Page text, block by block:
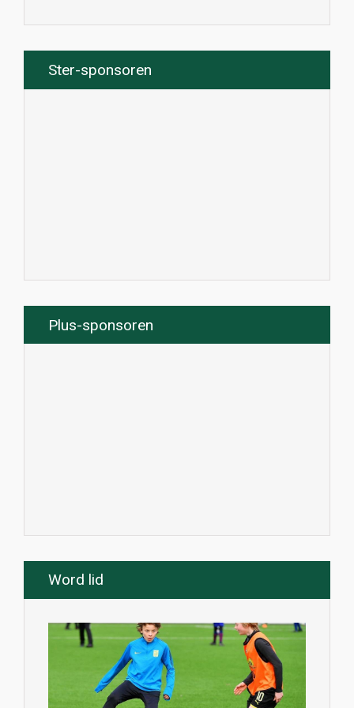
Ster-sponsoren
Plus-sponsoren
Word lid